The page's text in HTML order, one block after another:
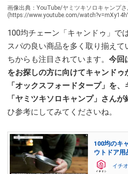
画像出典：YouTube/ヤミツキソロキャンプさ
(https://www.youtube.com/
100均チェーン「キャンドゥ」で
スパの良い商品を多く取り揃えて
ちからも注目されています。 今回
をお探しの方に向けてキャンド
「オックスフォードタープ」を
「ヤミツキソロキャンプ」さんが
ひ参考にしてみてくださいね。
100均のキ
ウトドア用
イチ